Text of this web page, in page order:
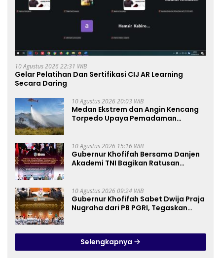
10 Agustus 2026 22:31 WIB
Gelar Pelatihan Dan Sertifikasi CIJ AR Learning
Secara Daring
10 Agustus 2026 20:03 WIB
Medan Ekstrem dan Angin Kencang
Torpedo Upaya Pemadaman
10 Agustus 2026 15:16 WIB
Gubernur Khofifah Bersama Danjen
Akademi TNI Bagikan Ratusan
Pasuruan, Tegaskan Generasi Muda
adalah Penentu Terwujudnya
Indonesia Emas 2045
10 Agustus 2026 09:24 WIB
Gubernur Khofifah Sabet Dwija Praja
Nugraha dari PB PGRI, Tegaskan
Selengkapnya